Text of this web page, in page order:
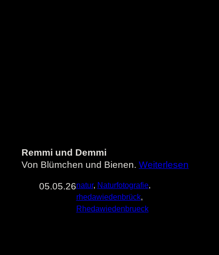
Remmi und Demmi
Von Blümchen und Bienen. Weiterlesen
05.05.26natur, Naturfotografie
rhedawiedenbrück
Rhedawiedenbrueck